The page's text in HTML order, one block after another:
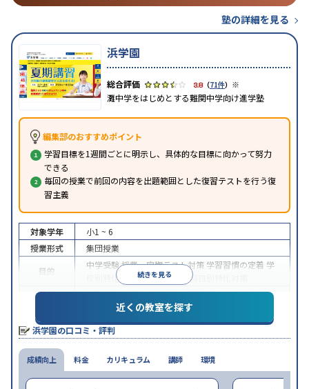
塾の詳細を見る
浜学園
3.8（71件） ※
灘中学をはじめとする難関中学向け進学塾
編集部のおすすめポイント
学習目標を1週間ごとに明示し、具体的な目標に向かって努力
できる
毎回の授業で前回の内容を出題範囲とした復習テストを行う復
習主義
続きを見る
対象学年
小1 ~ 6
授業形式
集団授業
目的
中学受験授業・定期テスト対策 学習習慣の定着 学
校別特化対策
各種検定対策
科目別特化対策
特徴
授業の振替可能1科目から受講可能
小学校高学年の集団塾アンケート調査方法
近くの教室を探す
浜学園の口コミ・評判
成績向上 料金 カリキュラム 講師 環境